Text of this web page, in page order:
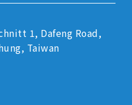
1, Dafeng Road,
Taiwan